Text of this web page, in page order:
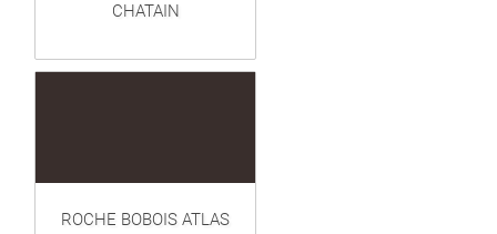
CHATAIN
ROCHE BOBOIS ATLAS